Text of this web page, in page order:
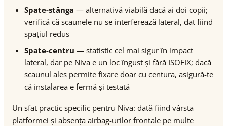
Spate-stânga — alternativă viabilă dacă ai doi copii;
verifică că scaunele nu se interferează lateral, dat fiind
spațiul redus
Spate-centru — statistic cel mai sigur în impact
lateral, dar pe Niva e un loc îngust și fără ISOFIX; dacă
scaunul ales permite fixare doar cu centura, asigură-te
că instalarea e fermă și testată
Un sfat practic specific pentru Niva: dată fiind vârsta
platformei și absența airbag-urilor frontale pe multe